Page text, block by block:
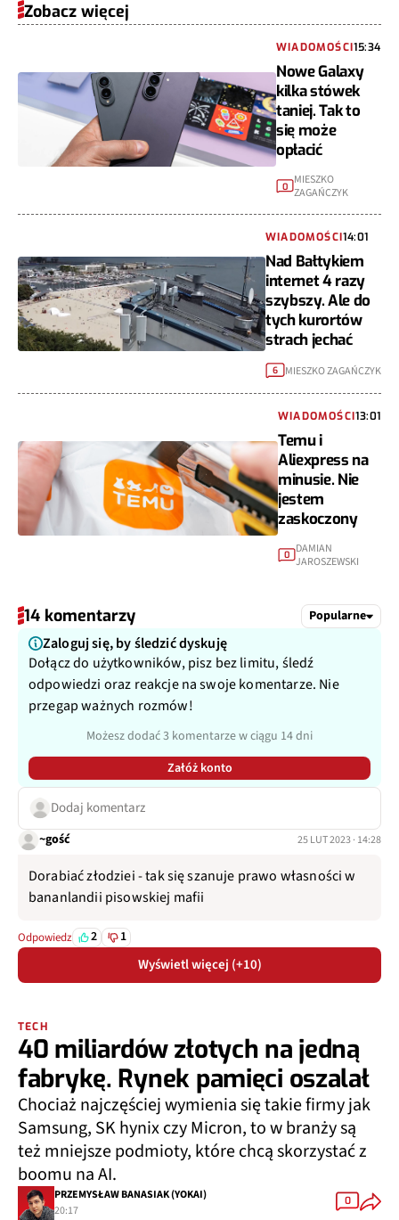
Zobacz więcej
WIADOMOŚCI15:34
Nowe Galaxy
kilka stówek
taniej. Tak to
się może
opłacić
0
MIESZKO
ZAGAŃCZYK
WIADOMOŚCI14:01
Nad Bałtykiem
internet 4 razy
szybszy. Ale do
tych kurortów
strach jechać
6 MIESZKO ZAGAŃCZYK
WIADOMOŚCI13:01
Temu i
Aliexpress na
minusie. Nie
jestem
zaskoczony
0
DAMIAN
JAROSZEWSKI
14 komentarzy Popularne
Zaloguj się, by śledzić dyskuję
Dołącz do użytkowników, pisz bez limitu, śledź
odpowiedzi oraz reakcje na swoje komentarze. Nie
przegap ważnych rozmów!
Możesz dodać 3 komentarze w ciągu 14 dni
Załóż konto
Dodaj komentarz
~gość 25 LUT 2023 · 14:28
Dorabiać złodziei - tak się szanuje prawo własności w
bananlandii pisowskiej mafii
Odpowiedz 2 1
Wyświetl więcej (+10)
TECH
40 miliardów złotych na jedną
fabrykę. Rynek pamięci oszalał
Chociaż najczęściej wymienia się takie firmy jak
Samsung, SK hynix czy Micron, to w branży są
też mniejsze podmioty, które chcą skorzystać z
boomu na AI.
PRZEMYSŁAW BANASIAK (YOKAI)
20:17
0